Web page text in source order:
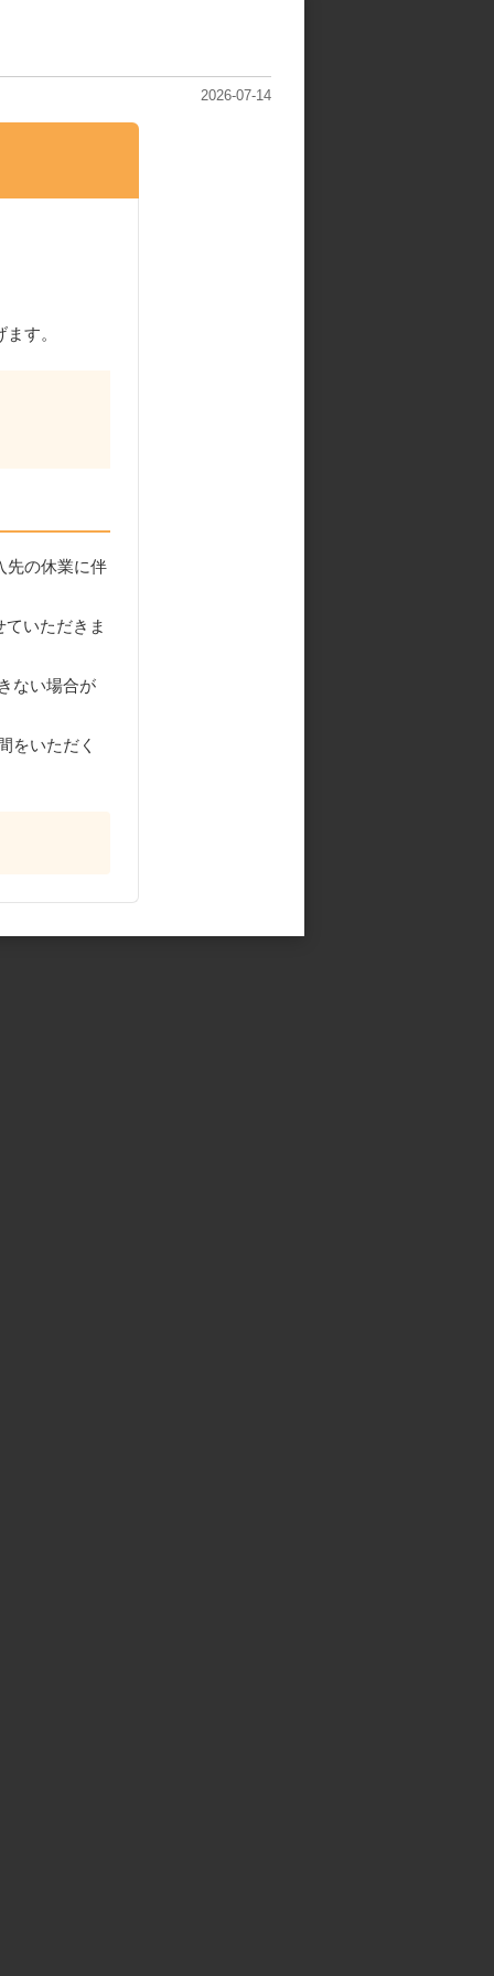
2026-07-14
す。
先の休業に伴
いただきま
ない場合が
をいただく